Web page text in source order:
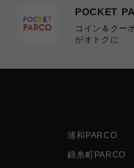
POCKET
コイン＆クー
がオトクに
浦和PARCO
錦糸町PARCO